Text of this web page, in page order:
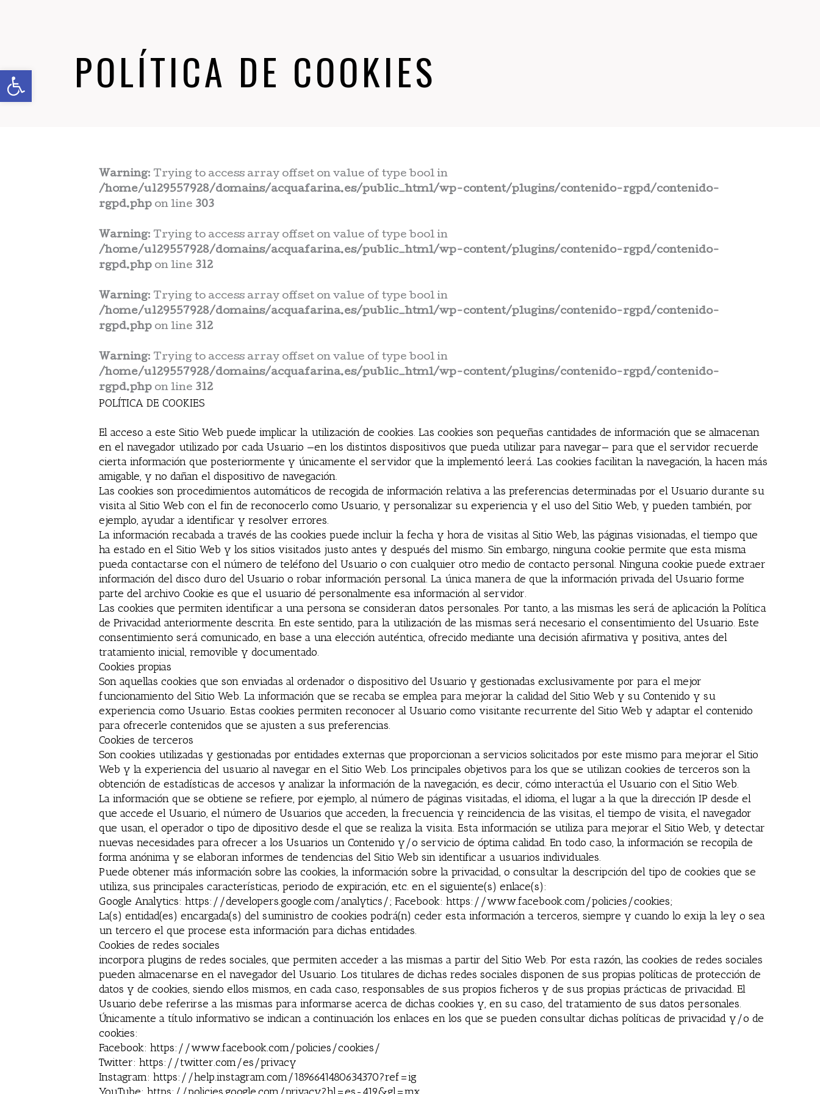
Abrir barra de herramientasPOLÍTICA DE COOKIES
Warning: Trying to access array offset on value of type bool in
/home/u129557928/domains/acquafarina.es/public_html/wp-content/plugins/contenido-rgpd/contenido-
rgpd.php on line 303
Warning: Trying to access array offset on value of type bool in
/home/u129557928/domains/acquafarina.es/public_html/wp-content/plugins/contenido-rgpd/contenido-
rgpd.php on line 312
Warning: Trying to access array offset on value of type bool in
/home/u129557928/domains/acquafarina.es/public_html/wp-content/plugins/contenido-rgpd/contenido-
rgpd.php on line 312
Warning: Trying to access array offset on value of type bool in
/home/u129557928/domains/acquafarina.es/public_html/wp-content/plugins/contenido-rgpd/contenido-
rgpd.php on line 312
POLÍTICA DE COOKIES
El acceso a este Sitio Web puede implicar la utilización de cookies. Las cookies son pequeñas cantidades de información que se almacenan
en el navegador utilizado por cada Usuario —en los distintos dispositivos que pueda utilizar para navegar— para que el servidor recuerde
cierta información que posteriormente y únicamente el servidor que la implementó leerá. Las cookies facilitan la navegación, la hacen más
amigable, y no dañan el dispositivo de navegación.
Las cookies son procedimientos automáticos de recogida de información relativa a las preferencias determinadas por el Usuario durante su
visita al Sitio Web con el fin de reconocerlo como Usuario, y personalizar su experiencia y el uso del Sitio Web, y pueden también, por
ejemplo, ayudar a identificar y resolver errores.
La información recabada a través de las cookies puede incluir la fecha y hora de visitas al Sitio Web, las páginas visionadas, el tiempo que
ha estado en el Sitio Web y los sitios visitados justo antes y después del mismo. Sin embargo, ninguna cookie permite que esta misma
pueda contactarse con el número de teléfono del Usuario o con cualquier otro medio de contacto personal. Ninguna cookie puede extraer
información del disco duro del Usuario o robar información personal. La única manera de que la información privada del Usuario forme
parte del archivo Cookie es que el usuario dé personalmente esa información al servidor.
Las cookies que permiten identificar a una persona se consideran datos personales. Por tanto, a las mismas les será de aplicación la Política
de Privacidad anteriormente descrita. En este sentido, para la utilización de las mismas será necesario el consentimiento del Usuario. Este
consentimiento será comunicado, en base a una elección auténtica, ofrecido mediante una decisión afirmativa y positiva, antes del
tratamiento inicial, removible y documentado.
Cookies propias
Son aquellas cookies que son enviadas al ordenador o dispositivo del Usuario y gestionadas exclusivamente por para el mejor
funcionamiento del Sitio Web. La información que se recaba se emplea para mejorar la calidad del Sitio Web y su Contenido y su
experiencia como Usuario. Estas cookies permiten reconocer al Usuario como visitante recurrente del Sitio Web y adaptar el contenido
para ofrecerle contenidos que se ajusten a sus preferencias.
Cookies de terceros
Son cookies utilizadas y gestionadas por entidades externas que proporcionan a servicios solicitados por este mismo para mejorar el Sitio
Web y la experiencia del usuario al navegar en el Sitio Web. Los principales objetivos para los que se utilizan cookies de terceros son la
obtención de estadísticas de accesos y analizar la información de la navegación, es decir, cómo interactúa el Usuario con el Sitio Web.
La información que se obtiene se refiere, por ejemplo, al número de páginas visitadas, el idioma, el lugar a la que la dirección IP desde el
que accede el Usuario, el número de Usuarios que acceden, la frecuencia y reincidencia de las visitas, el tiempo de visita, el navegador
que usan, el operador o tipo de dipositivo desde el que se realiza la visita. Esta información se utiliza para mejorar el Sitio Web, y detectar
nuevas necesidades para ofrecer a los Usuarios un Contenido y/o servicio de óptima calidad. En todo caso, la información se recopila de
forma anónima y se elaboran informes de tendencias del Sitio Web sin identificar a usuarios individuales.
Puede obtener más información sobre las cookies, la información sobre la privacidad, o consultar la descripción del tipo de cookies que se
utiliza, sus principales características, periodo de expiración, etc. en el siguiente(s) enlace(s):
Google Analytics: https://developers.google.com/analytics/; Facebook: https://www.facebook.com/policies/cookies;
La(s) entidad(es) encargada(s) del suministro de cookies podrá(n) ceder esta información a terceros, siempre y cuando lo exija la ley o sea
un tercero el que procese esta información para dichas entidades.
Cookies de redes sociales
incorpora plugins de redes sociales, que permiten acceder a las mismas a partir del Sitio Web. Por esta razón, las cookies de redes sociales
pueden almacenarse en el navegador del Usuario. Los titulares de dichas redes sociales disponen de sus propias políticas de protección de
datos y de cookies, siendo ellos mismos, en cada caso, responsables de sus propios ficheros y de sus propias prácticas de privacidad. El
Usuario debe referirse a las mismas para informarse acerca de dichas cookies y, en su caso, del tratamiento de sus datos personales.
Únicamente a título informativo se indican a continuación los enlaces en los que se pueden consultar dichas políticas de privacidad y/o de
cookies:
Facebook: https://www.facebook.com/policies/cookies/
Twitter: https://twitter.com/es/privacy
Instagram: https://help.instagram.com/1896641480634370?ref=ig